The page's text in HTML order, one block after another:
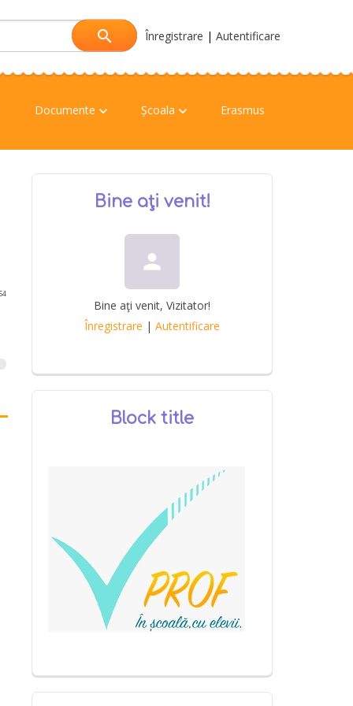
Înregistrare | Autentificare
Documente keyboard_arrow_down Școala keyboard_arrow_down Erasmus
Bine aţi venit!
person
Bine aţi venit, Vizitator!
Înregistrare | Autentificare
Block title